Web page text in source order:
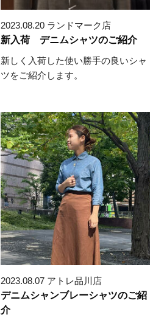
2023.08.20 ランドマーク店
新入荷 デニムシャツのご紹介
新しく入荷した使い勝手の良いシャ
ツをご紹介します。
2023.08.07 アトレ品川店
デニムシャンブレーシャツのご紹
介